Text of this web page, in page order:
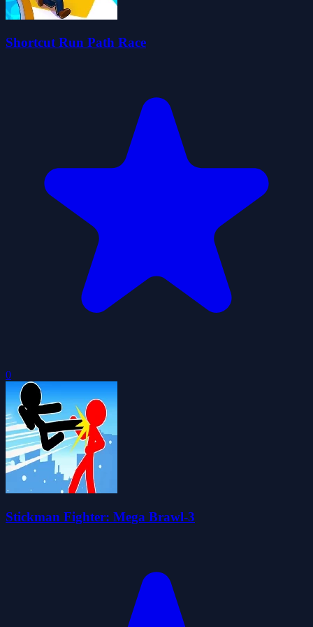
Shortcut Run Path Race
0
Stickman Fighter: Mega Brawl-3